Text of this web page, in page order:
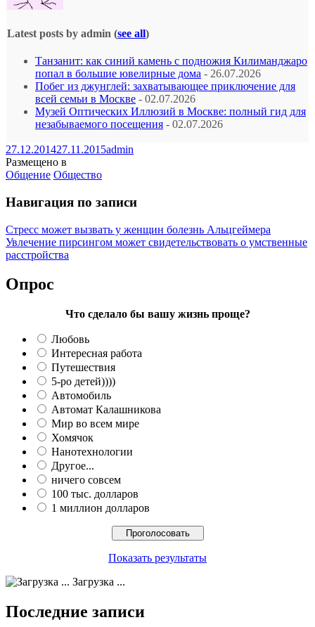
Latest posts by admin (see all)
Танзанит: как синий камень с подножия Килиманджаро
попал в большие ювелирные дома - 26.07.2026
Побег из джунглей: захватывающее приключение для
всей семьи в Москве - 02.07.2026
Музей Оптических Иллюзий в Москве: полный гид для
незабываемого посещения - 02.07.2026
27.12.201427.11.2015admin
Размещено в
Общение Общество
Навигация по записи
Стресс может вызвать у женщин болезнь Альцгеймера
Увлечение пирсингом может свидетельствовать о умственные
расстройства
Опрос
Что сделало бы вашу жизнь проще?
Любовь
Интересная работа
Путешествия
5-ро детей))))
Автомобиль
Автомат Калашникова
Мир во всем мире
Хомячок
Нанотехнологии
Другое...
ничего совсем
100 тыс. долларов
1 миллион долларов
Показать результаты
Загрузка ...
Последние записи